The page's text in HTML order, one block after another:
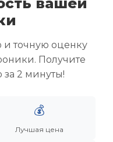
еще
точную оценку
Получите
за 2 минуты!
💰
Лучшая цена